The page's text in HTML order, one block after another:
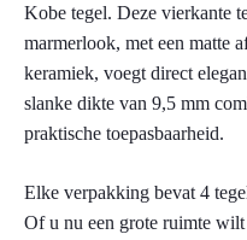
Kobe tegel. Deze vierkante
marmerlook, met een matte
keramiek, voegt direct
slanke dikte van 9,5 mm
praktische toepasbaarheid.
Elke verpakking bevat 4
Of u nu een grote ruimte